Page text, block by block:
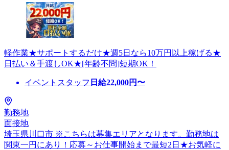
軽作業★サポートするだけ★週5日なら10万円以上稼げる★
日払い＆手渡しOK★[年齢不問]短期OK！
イベントスタッフ 日給22,000円〜
勤務地
面接地
埼玉県川口市 ※こちらは募集エリアとなります。勤務地は
関東一円にあり！応募～お仕事開始まで最短2日★お気軽に